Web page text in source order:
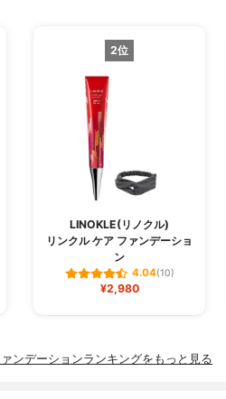
2位
LINOKLE(リノクル)
リンクル ケア ファンデーショ
ン
4.04(10)
¥2,980
ンデーションランキングをもっと見る